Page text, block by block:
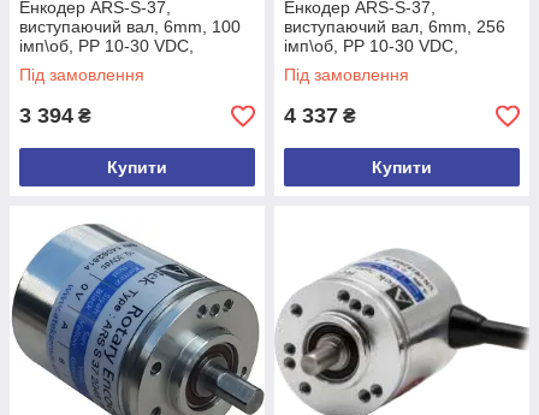
Енкодер ARS-S-37,
виcтупаючий вал, 6mm, 100
імп\об, PP 10-30 VDC,
A,/A,B,/B,Z,/Z, кабель 3м,
задній
Під замовлення
3 394 ₴
Купити
Енкодер ARS-S-37,
виcтупаючий вал, 6mm, 256
імп\об, PP 10-30 VDC,
A,/A,B,/B,Z,/Z, кабель 3м,
задній
Під замовлення
4 337 ₴
Купити